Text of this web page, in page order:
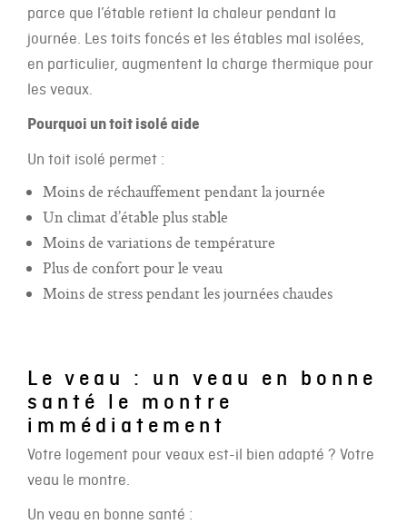
parce que l’étable retient la chaleur pendant la
journée. Les toits foncés et les étables mal isolées,
en particulier, augmentent la charge thermique pour
les veaux.
Pourquoi un toit isolé aide
Un toit isolé permet :
Moins de réchauffement pendant la journée
Un climat d’étable plus stable
Moins de variations de température
Plus de confort pour le veau
Moins de stress pendant les journées chaudes
Le veau : un veau en bonne
santé le montre
immédiatement
Votre logement pour veaux est-il bien adapté ? Votre
veau le montre.
Un veau en bonne santé :